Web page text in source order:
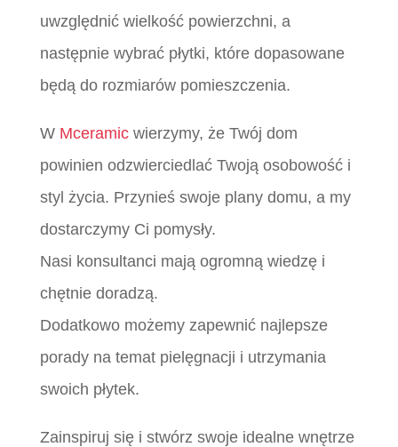
uwzględnić wielkość powierzchni, a
następnie wybrać płytki, które dopasowane
będą do rozmiarów pomieszczenia.
W Mceramic wierzymy, że Twój dom
powinien odzwierciedlać Twoją osobowość i
styl życia. Przynieś swoje plany domu, a my
dostarczymy Ci pomysły.
Nasi konsultanci mają ogromną wiedzę i
chętnie doradzą.
Dodatkowo możemy zapewnić najlepsze
porady na temat pielęgnacji i utrzymania
swoich płytek.
Zainspiruj się i stwórz swoje idealne wnętrze